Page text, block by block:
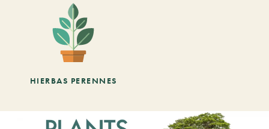
HIERBAS PERENNES